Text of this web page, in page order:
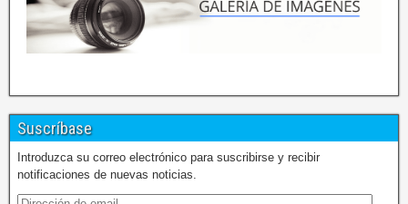
Suscríbase
Introduzca su correo electrónico para suscribirse y recibir
notificaciones de nuevas noticias.